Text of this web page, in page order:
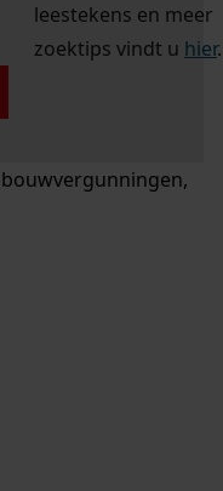
leestekens en meer
zoektips vindt u hier.